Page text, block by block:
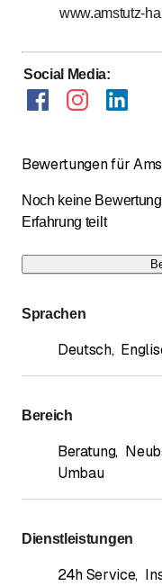
Bürozeiten geöffnet
www.amstutz-
Social Media:
Bewertungen für
Noch keine
Erfahrung teilt
Sprachen
Deutsch,
Bereich
Beratung,
Umbau
Dienstleistungen
24h Service,